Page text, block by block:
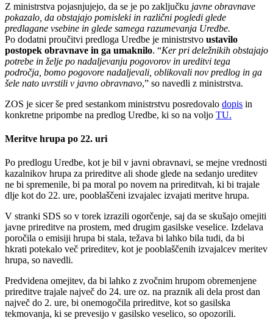
Z ministrstva pojasnjujejo, da se je po zaključku javne obravnave
pokazalo, da obstajajo pomisleki in različni pogledi glede
predlagane vsebine in glede samega razumevanja Uredbe.
Po dodatni proučitvi predloga Uredbe je ministrstvo ustavilo
postopek obravnave in ga umaknilo. “Ker pri deležnikih obstajajo
potrebe in želje po nadaljevanju pogovorov in ureditvi tega
področja, bomo pogovore nadaljevali, oblikovali nov predlog in ga
šele nato uvrstili v javno obravnavo,” so navedli z ministrstva.
ZOS je sicer še pred sestankom ministrstvu posredovalo dopis in
konkretne pripombe na predlog Uredbe, ki so na voljo TU.
Meritve hrupa po 22. uri
Po predlogu Uredbe, kot je bil v javni obravnavi, se mejne vrednosti
kazalnikov hrupa za prireditve ali shode glede na sedanjo ureditev
ne bi spremenile, bi pa moral po novem na prireditvah, ki bi trajale
dlje kot do 22. ure, pooblaščeni izvajalec izvajati meritve hrupa.
V stranki SDS so v torek izrazili ogorčenje, saj da se skušajo omejiti
javne prireditve na prostem, med drugim gasilske veselice. Izdelava
poročila o emisiji hrupa bi stala, težava bi lahko bila tudi, da bi
hkrati potekalo več prireditev, kot je pooblaščenih izvajalcev meritev
hrupa, so navedli.
Predvidena omejitev, da bi lahko z zvočnim hrupom obremenjene
prireditve trajale največ do 24. ure oz. na praznik ali dela prost dan
največ do 2. ure, bi onemogočila prireditve, kot so gasilska
tekmovanja, ki se prevesijo v gasilsko veselico, so opozorili.